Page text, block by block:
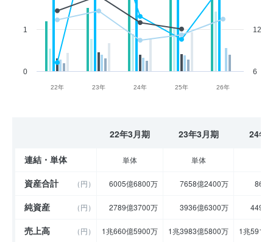
22年 23年 24年 25年 26年
0
1
6
12
22年3月期 23年3月期 24年
連結・単体 単体 単体
資産合計 （円） 6005億6800万 7658億2400万
純資産 （円） 2789億3700万 3936億6300万 4494
売上高 （円） 1兆660億5900万 1兆3983億5800万 1兆5919